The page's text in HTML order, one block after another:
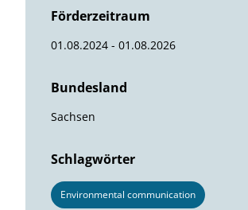
Förderzeitraum
01.08.2024 - 01.08.2026
Bundesland
Sachsen
Schlagwörter
Environmental communication